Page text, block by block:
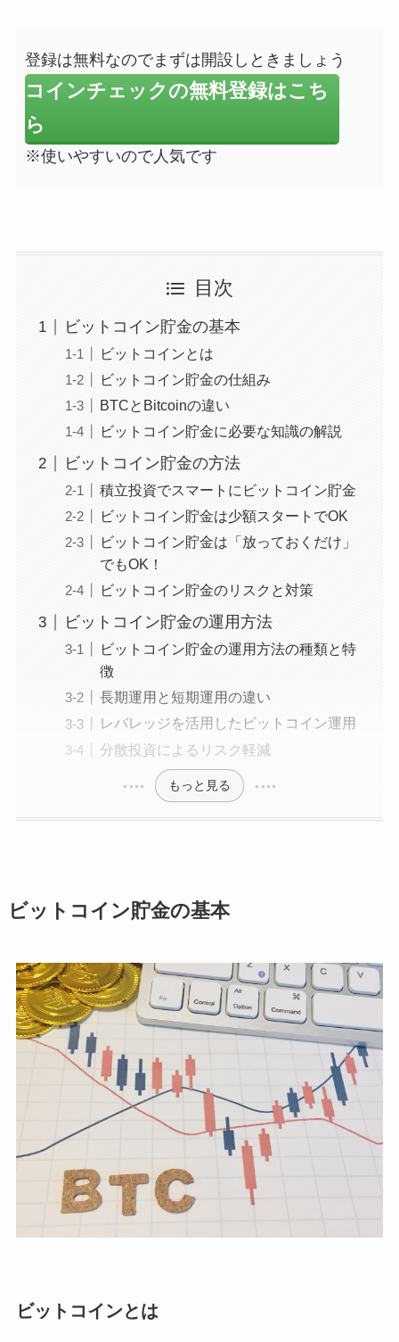
登録は無料なのでまずは開設しときましょう
コインチェックの無料登録はこち
ら
※使いやすいので人気です
目次
ビットコイン貯金の基本
ビットコインとは
ビットコイン貯金の仕組み
BTCとBitcoinの違い
ビットコイン貯金に必要な知識の解説
ビットコイン貯金の方法
積立投資でスマートにビットコイン貯金
ビットコイン貯金は少額スタートでOK
ビットコイン貯金は「放っておくだけ」
でもOK！
ビットコイン貯金のリスクと対策
ビットコイン貯金の運用方法
ビットコイン貯金の運用方法の種類と特
徴
長期運用と短期運用の違い
レバレッジを活用したビットコイン運用
分散投資によるリスク軽減
もっと見る
ビットコイン貯金の基本
ビットコインとは